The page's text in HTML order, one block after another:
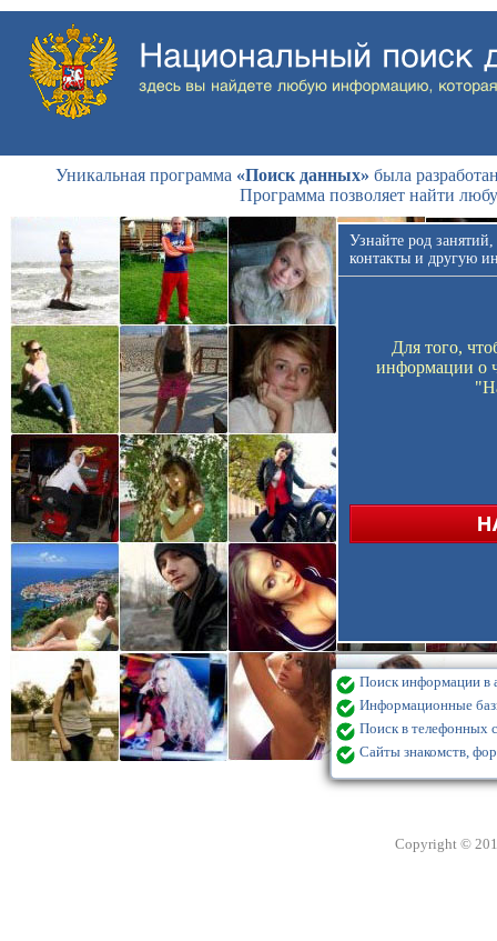
Уникальная программа «Поиск данных» была
Программа позволяет найти
Узнайте род
контакты и другую
Для того,
информации о
Поиск информации в
Информационные
Поиск в телефонных
Сайты знакомств,
Copyright ©